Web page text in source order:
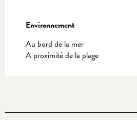
Environnement
Environnement
Au bord de la mer
A proximité de la plage